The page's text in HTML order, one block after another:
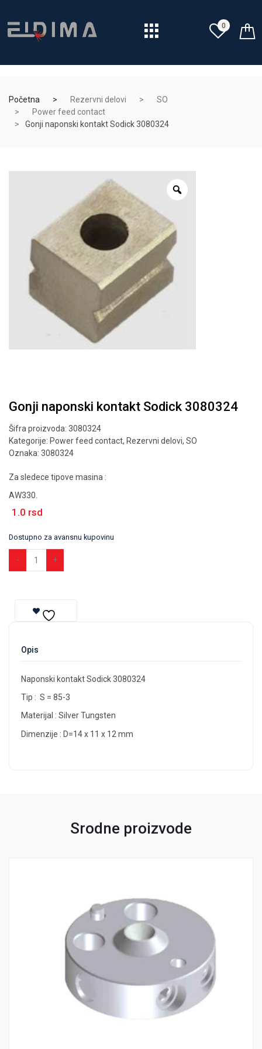
0
Početna Rezervni delovi
SO
Power feed contact
Gonji naponski kontakt Sodick 3080324
Gonji naponski kontakt Sodick 3080324
Šifra proizvoda: 3080324
Kategorije: Power feed contact, Rezervni delovi, SO
Oznaka: 3080324
Za sledece tipove masina :
AW330.
1.0 rsd
Dostupno za avansnu kupovinu
Opis
Naponski kontakt Sodick 3080324
Tip : S = 85-3
Materijal : Silver Tungsten
Dimenzije : D=14 x 11 x 12 mm
Srodne proizvode